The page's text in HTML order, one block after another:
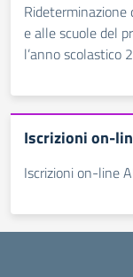
Rideterminazione
e alle scuole del
l’anno scolastico
Iscrizioni on-
Iscrizioni on-line